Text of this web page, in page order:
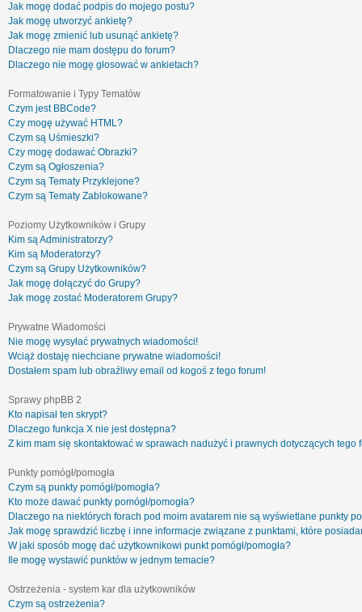
Jak mogę dodać podpis do mojego postu?
Jak mogę utworzyć ankietę?
Jak mogę zmienić lub usunąć ankietę?
Dlaczego nie mam dostępu do forum?
Dlaczego nie mogę głosować w ankietach?
Formatowanie i Typy Tematów
Czym jest BBCode?
Czy mogę używać HTML?
Czym są Uśmieszki?
Czy mogę dodawać Obrazki?
Czym są Ogłoszenia?
Czym są Tematy Przyklejone?
Czym są Tematy Zablokowane?
Poziomy Użytkowników i Grupy
Kim są Administratorzy?
Kim są Moderatorzy?
Czym są Grupy Użytkowników?
Jak mogę dołączyć do Grupy?
Jak mogę zostać Moderatorem Grupy?
Prywatne Wiadomości
Nie mogę wysyłać prywatnych wiadomości!
Wciąż dostaję niechciane prywatne wiadomości!
Dostałem spam lub obraźliwy email od kogoś z tego forum!
Sprawy phpBB 2
Kto napisał ten skrypt?
Dlaczego funkcja X nie jest dostępna?
Z kim mam się skontaktować w sprawach nadużyć i prawnych dotyczących tego
Punkty pomógł/pomogła
Czym są punkty pomógł/pomogła?
Kto może dawać punkty pomógł/pomogła?
Dlaczego na niektórych forach pod moim avatarem nie są wyświetlane punkty
Jak mogę sprawdzić liczbę i inne informacje związane z punktami, które
W jaki sposób mogę dać użytkownikowi punkt pomógł/pomogła?
Ile mogę wystawić punktów w jednym temacie?
Ostrzeżenia - system kar dla użytkowników
Czym są ostrzeżenia?